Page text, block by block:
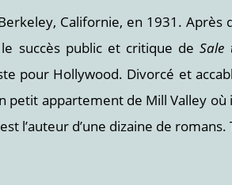
Californie, en 1931. Après
succès public et critique deSale
pour Hollywood. Divorcé et
petit appartement de Mill Valley
l’auteur d’une dizaine de